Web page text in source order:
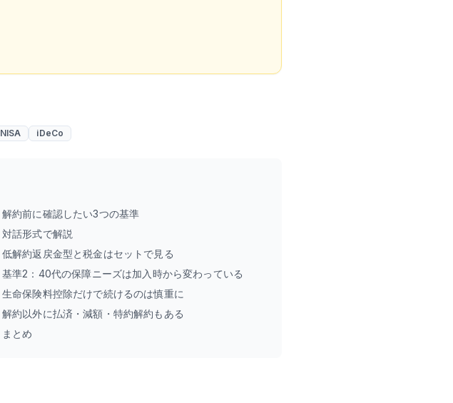
NISA iDeCo
解約前に確認したい3つの基準
対話形式で解説
低解約返戻金型と税金はセットで見る
基準2：40代の保障ニーズは加入時から変わっている
生命保険料控除だけで続けるのは慎重に
解約以外に払済・減額・特約解約もある
まとめ